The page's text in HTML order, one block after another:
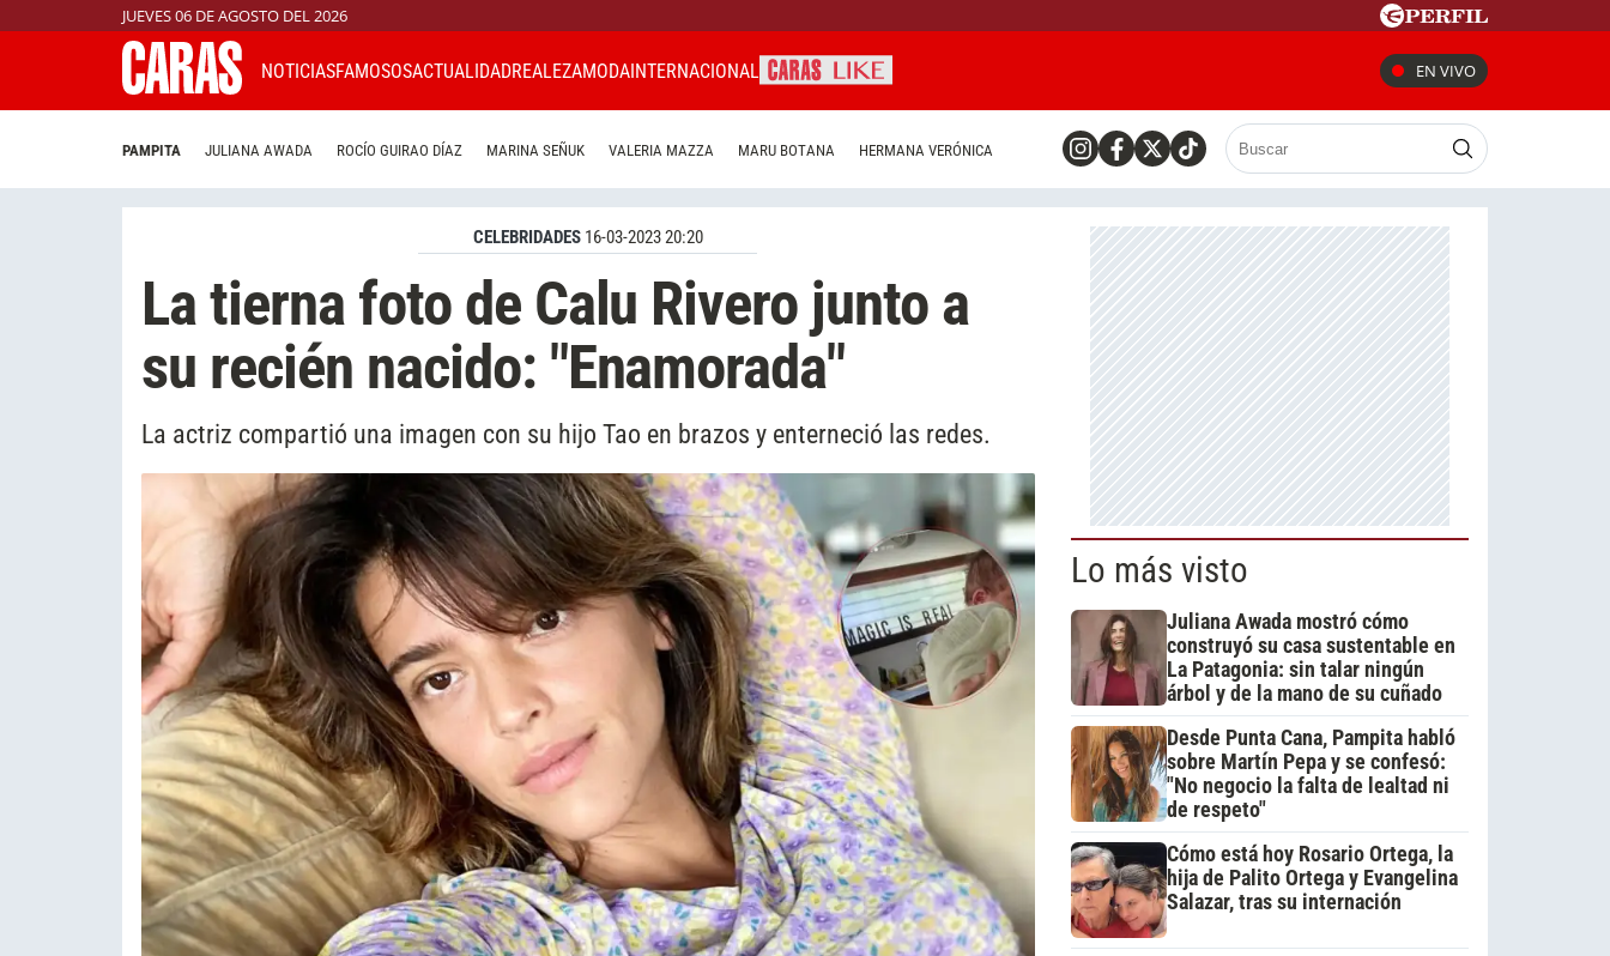
JUEVES 06 DE AGOSTO DEL 2026
NOTICIASFAMOSOSACTUALIDADREALEZAMODAINTERNACIONAL EN VIVO
PAMPITA JULIANA AWADA ROCÍO GUIRAO DÍAZ MARINA SEÑUK VALERIA MAZZA MARU BOTANA HERMANA VERÓNICA
CELEBRIDADES 16-03-2023 20:20
La tierna foto de Calu Rivero junto a
su recién nacido: "Enamorada"
La actriz compartió una imagen con su hijo Tao en brazos y enterneció las redes.
Lo más visto
Juliana Awada mostró cómo
construyó su casa sustentable en
La Patagonia: sin talar ningún
árbol y de la mano de su cuñado
Desde Punta Cana, Pampita habló
sobre Martín Pepa y se confesó:
"No negocio la falta de lealtad ni
de respeto"
Cómo está hoy Rosario Ortega, la
hija de Palito Ortega y Evangelina
Salazar, tras su internación